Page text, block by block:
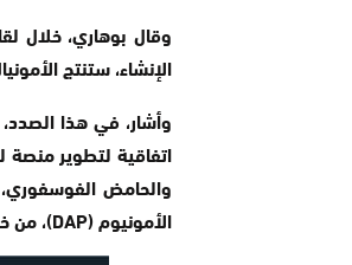
وقال بوهاري، خلال
الإنشاء، ستنتج
وأشار، في هذا
الأمونيوم (DAP)، من خلال استخدام احتياطيات الغاز في البلاد.